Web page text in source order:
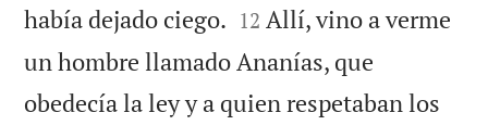
había dejado ciego. 

12 Allí, vino a verme
un hombre llamado Ananías, que
obedecía la ley y a quien respetaban los